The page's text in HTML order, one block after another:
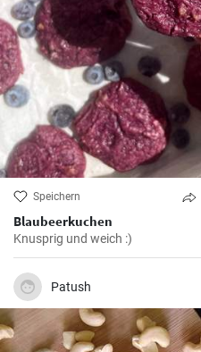
Speichern
Blaubeerkuchen
Knusprig und weich :)
Patush